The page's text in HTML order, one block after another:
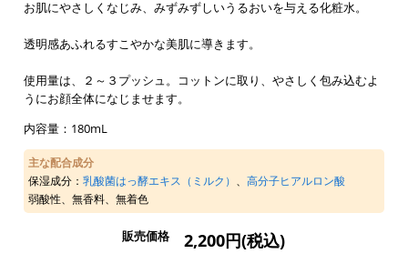
お肌にやさしくなじみ、みずみずしいうるおいを与える化粧水。
透明感あふれるすこやかな美肌に導きます。
使用量は、２～３プッシュ。コットンに取り、やさしく包み込むよ
うにお顔全体になじませます。
内容量：180mL
主な配合成分
保湿成分：乳酸菌はっ酵エキス（ミルク） 、高分子ヒアルロン酸
弱酸性、無香料、無着色
販売価格 2,200円(税込)